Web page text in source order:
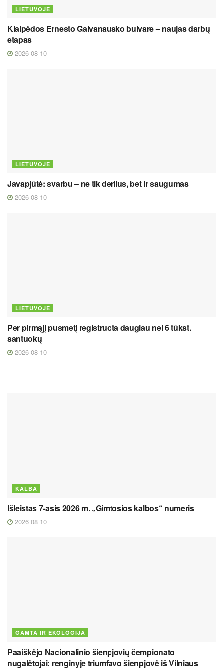
LIETUVOJE
Klaipėdos Ernesto Galvanausko bulvare – naujas darbų
etapas
2026 08 10
LIETUVOJE
Javapjūtė: svarbu – ne tik derlius, bet ir saugumas
2026 08 10
LIETUVOJE
Per pirmąjį pusmetį registruota daugiau nei 6 tūkst.
santuokų
2026 08 10
KALBA
Išleistas 7-asis 2026 m. „Gimtosios kalbos“ numeris
2026 08 10
GAMTA IR EKOLOGIJA
Paaiškėjo Nacionalinio šienpjovių čempionato
nugalėtojai: renginyje triumfavo šienpjovė iš Vilniaus